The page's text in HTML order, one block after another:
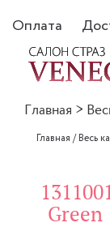
Оплата
Главная >
Главная /Весь
Green